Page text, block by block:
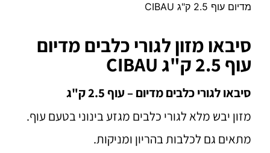
מדיום עוף 2.5 ק"ג CIBAU
סיבאו מזון לגורי כלבים מדיום
עוף 2.5 ק"ג CIBAU
סיבאו לגורי כלבים מדיום – עוף 2.5 ק"ג
מזון יבש מלא לגורי כלבים מגזע בינוני בטעם עוף.
מתאים גם לכלבות בהריון ומניקות.